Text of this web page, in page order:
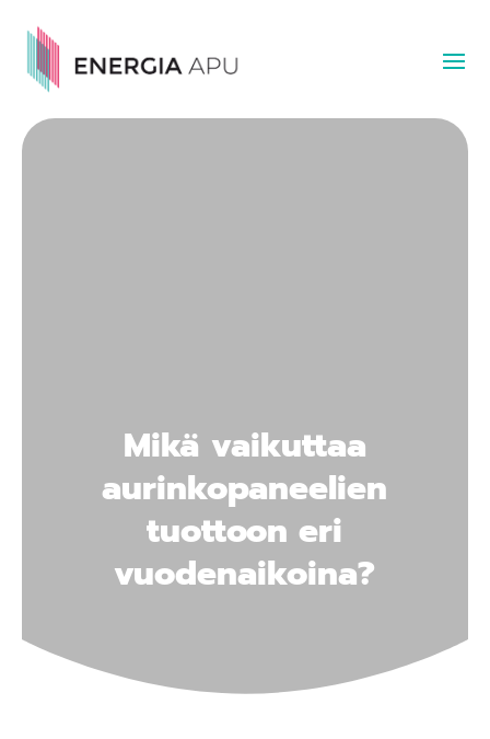
Mikä vaikuttaa
aurinkopaneelien
tuottoon eri
vuodenaikoina?